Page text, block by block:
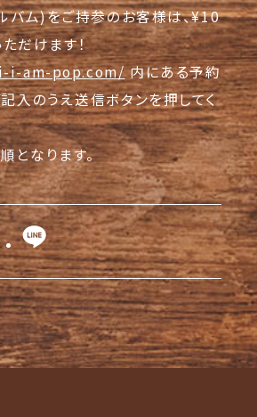
バム)をご持参のお客様は、¥10
だけます！
i-am-pop.com/内にある予約
入のうえ送信ボタンを押してく
なります。